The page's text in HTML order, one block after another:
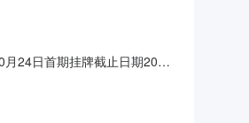
24日首期挂牌截止日期2025